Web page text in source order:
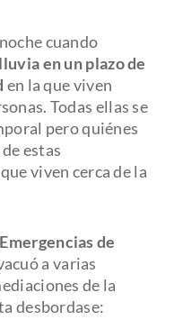
cuando
en un plazo de
en la que viven
Todas ellas se
pero quiénes
estas
viven cerca de la
de
a varias
de la
desbordase: